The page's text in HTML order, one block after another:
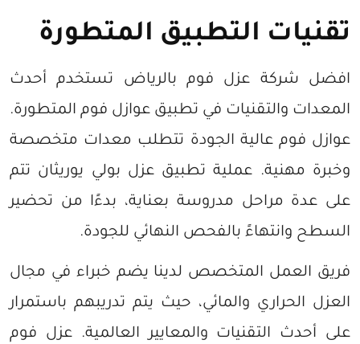
تقنيات التطبيق المتطورة
افضل شركة عزل فوم بالرياض تستخدم أحدث
المعدات والتقنيات في تطبيق عوازل فوم المتطورة.
عوازل فوم عالية الجودة تتطلب معدات متخصصة
وخبرة مهنية. عملية تطبيق عزل بولي يوريثان تتم
على عدة مراحل مدروسة بعناية، بدءًا من تحضير
السطح وانتهاءً بالفحص النهائي للجودة.
فريق العمل المتخصص لدينا يضم خبراء في مجال
العزل الحراري والمائي، حيث يتم تدريبهم باستمرار
على أحدث التقنيات والمعايير العالمية. عزل فوم